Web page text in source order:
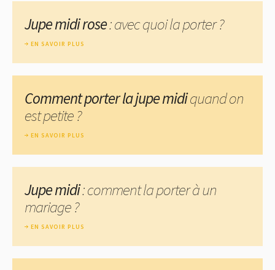
Jupe midi rose: avec quoi la porter ?
EN SAVOIR PLUS
Comment porter la jupe midiquand on
est petite ?
EN SAVOIR PLUS
Jupe midi: comment la porter à un
mariage ?
EN SAVOIR PLUS